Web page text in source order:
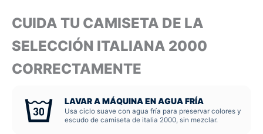
CUIDA TU CAMISETA DE LA
SELECCIÓN ITALIANA 2000
CORRECTAMENTE
LAVAR A MÁQUINA EN AGUA FRÍA
Usa ciclo suave con agua fría para preservar colores y
escudo de camiseta de italia 2000, sin mezclar.